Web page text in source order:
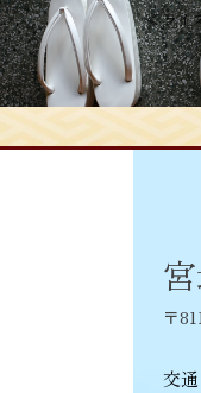
投
稿
ナ
ビ
シ
ョ
ン
≪ライ
〒
交